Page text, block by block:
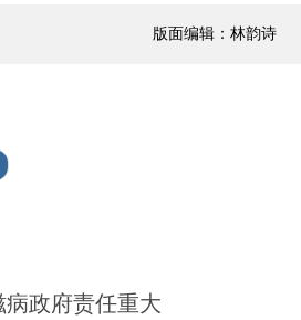
版面编辑：林韵诗
政府责任重大